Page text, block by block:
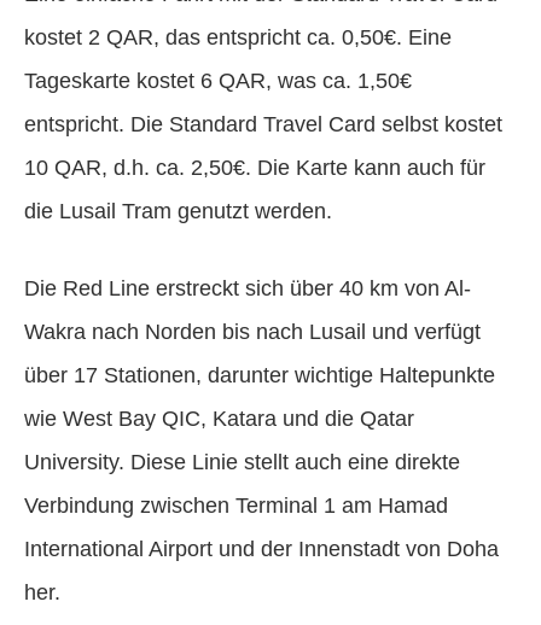
kostet 2 QAR, das entspricht ca. 0,50€. Eine
Tageskarte kostet 6 QAR, was ca. 1,50€
entspricht. Die Standard Travel Card selbst kostet
10 QAR, d.h. ca. 2,50€. Die Karte kann auch für
die Lusail Tram genutzt werden.
Die Red Line erstreckt sich über 40 km von Al-
Wakra nach Norden bis nach Lusail und verfügt
über 17 Stationen, darunter wichtige Haltepunkte
wie West Bay QIC, Katara und die Qatar
University. Diese Linie stellt auch eine direkte
Verbindung zwischen Terminal 1 am Hamad
International Airport und der Innenstadt von Doha
her.